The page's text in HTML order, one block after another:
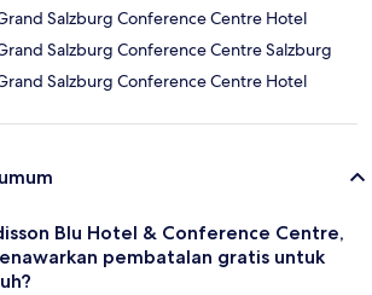
Salzburg Conference Centre Hotel
Salzburg Conference Centre Salzburg
Salzburg Conference Centre Hotel
Blu Hotel & Conference Centre,
pembatalan gratis untuk